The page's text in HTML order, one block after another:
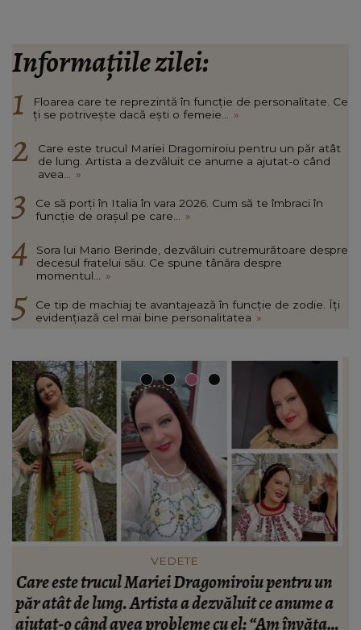
Informațiile zilei:
Floarea care te reprezintă în funcție de personalitate. Ce
ți se potrivește dacă ești o femeie...
»
Care este trucul Mariei Dragomiroiu pentru un păr atât
de lung. Artista a dezvăluit ce anume a ajutat-o când
avea...
»
Ce să porți în Italia în vara 2026. Cum să te îmbraci în
funcție de orașul pe care...
»
Sora lui Mario Berinde, dezvăluiri cutremurătoare despre
decesul fratelui său. Ce spune tânăra despre
momentul...
»
Ce tip de machiaj te avantajează în funcție de zodie. Îți
evidențiază cel mai bine personalitatea »
FASHION
Ce să porți în Italia în vara 2026. Cum să te
îmbraci în funcție de orașul pe care îl vizitezi